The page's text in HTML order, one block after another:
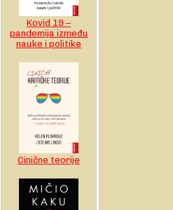
Kovid 19 –
pandemija između
nauke i politike
Cinične teorije